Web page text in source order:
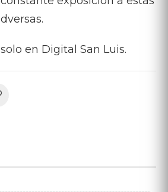
en Digital San Luis.